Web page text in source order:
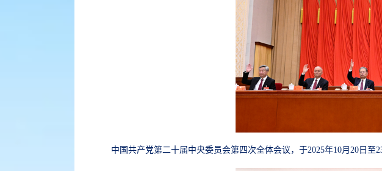
中国共产党第二十届中央委员会第四次全体会议，于2025年10月20日